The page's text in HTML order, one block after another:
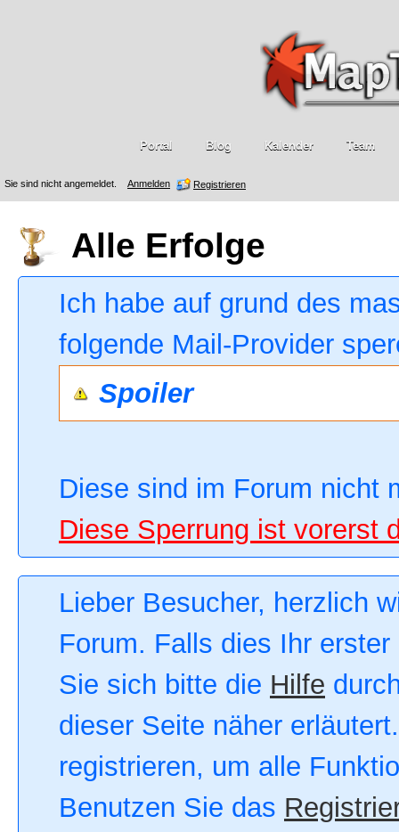
Sie sind nicht angemeldet. Anmelden Registrieren
Portal Blog Kalender Team
Alle Erfolge
Ich habe auf grund des
folgende Mail-Provider
Spoiler
Diese sind im Forum nicht
Diese Sperrung ist vorerst
Lieber Besucher, herzlich
Forum. Falls dies Ihr
Sie sich bitte die Hilfe
dieser Seite näher
registrieren, um alle
Benutzen Sie das